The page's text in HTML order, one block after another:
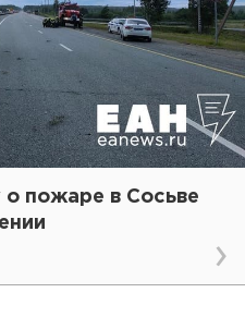
пожаре в Сосьве